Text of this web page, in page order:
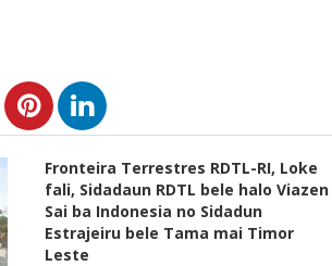
Fronteira Terrestres RDTL-RI, Loke
fali, Sidadaun RDTL bele halo Viazen
Sai ba Indonesia no Sidadun
Estrajeiru bele Tama mai Timor
Leste